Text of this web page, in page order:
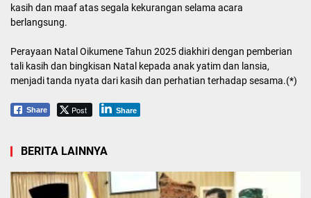
kasih dan maaf atas segala kekurangan selama acara
berlangsung.
Perayaan Natal Oikumene Tahun 2025 diakhiri dengan pemberian
tali kasih dan bingkisan Natal kepada anak yatim dan lansia,
menjadi tanda nyata dari kasih dan perhatian terhadap sesama.(*)
Share Post Share
BERITA LAINNYA